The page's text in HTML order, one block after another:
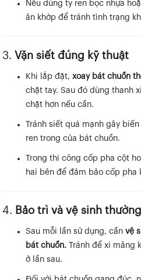
Nếu dùng ty ren bọc nhựa
ăn khớp để tránh tình trạng
3. Vặn siết đúng kỹ thuật
Khi lắp đặt, xoay bát chuồn
chặt tay. Sau đó dùng thanh
chặt hơn nếu cần.
Tránh siết quá mạnh gây
ren trong của bát chuồn.
Trong thi công cốp pha cột
hai bên để đảm bảo cốp
4. Bảo trì và vệ sinh
Sau mỗi lần sử dụng, cần vệ
bát chuồn.
Tránh để xi măng
ở lần sau.